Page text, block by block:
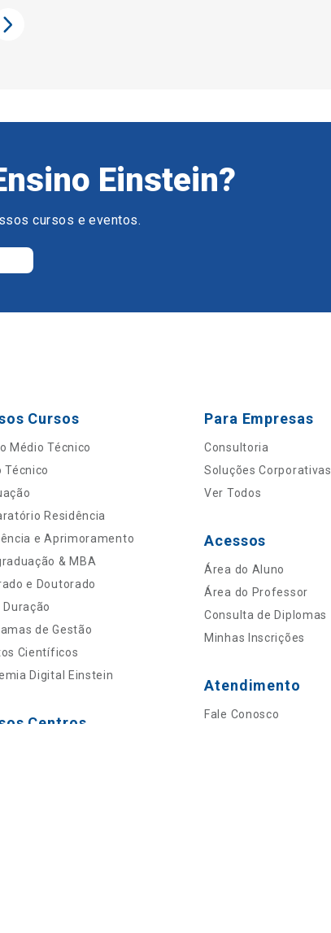
Einstein?
cursos e eventos.
Cursos
Médio Técnico
Técnico
Residência
e Aprimoramento
& MBA
e Doutorado
de Gestão
Científicos
Digital Einstein
Centros
Para Empresas
Consultoria
Soluções Corporativas
Ver Todos
Acessos
Área do Aluno
Área do Professor
Consulta de Diplomas
Minhas Inscrições
Atendimento
Fale Conosco